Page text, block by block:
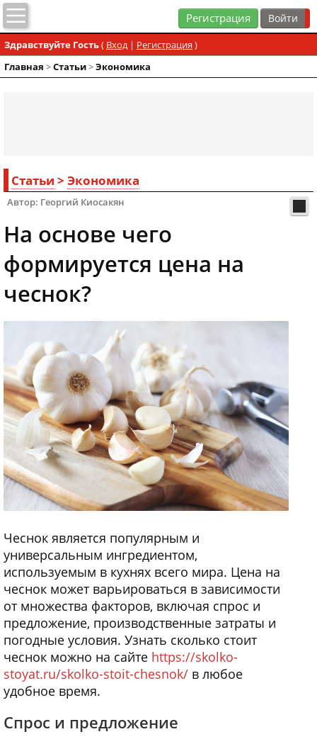
Регистрация
Здравствуйте Гость( Вход| Регистрация )
Главная >Статьи>Экономика
Статьи > Экономика
Автор: Георгий Киосакян
На основе чего
формируется цена на
чеснок?
Чеснок является популярным и
универсальным ингредиентом,
используемым в кухнях всего мира. Цена на
чеснок может варьироваться в зависимости
от множества факторов, включая спрос и
предложение, производственные затраты и
погодные условия. Узнать сколько стоит
чеснок можно на сайте https://skolko-
stoyat.ru/skolko-stoit-chesnok/ в любое
удобное время.
Спрос и предложение